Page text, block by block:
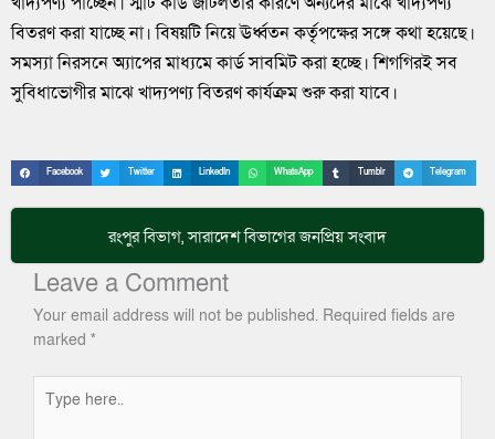
বিতরণ করা যাচ্ছে না। বিষয়টি নিয়ে ঊর্ধ্বতন কর্তৃপক্ষের সঙ্গে কথা হয়েছে।
সমস্যা নিরসনে অ্যাপের মাধ্যমে কার্ড সাবমিট করা হচ্ছে। শিগগিরই সব
সুবিধাভোগীর মাঝে খাদ্যপণ্য বিতরণ কার্যক্রম শুরু করা যাবে।
Facebook Twitter LinkedIn WhatsApp Tumblr Telegram
রংপুর বিভাগ,সারাদেশবিভাগের জনপ্রিয় সংবাদ
Leave a Comment
Your email address will not be published. Required fields are
marked *
here..